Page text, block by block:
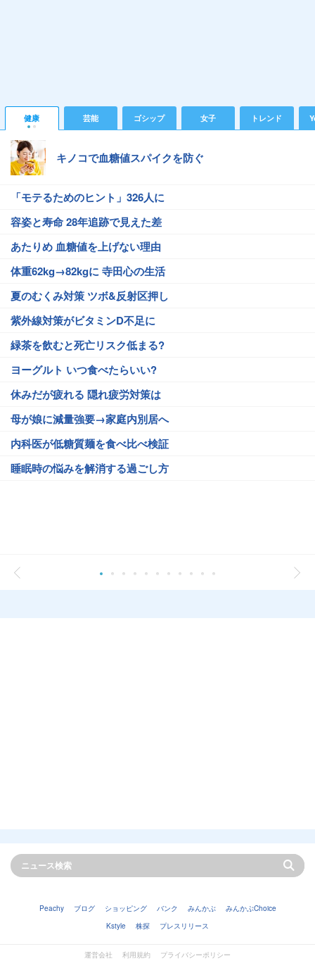
健康 芸能 ゴシップ 女子 トレンド
キノコで血糖値スパイクを防ぐ
「モテるためのヒント」326人に
容姿と寿命 28年追跡で見えた差
あたりめ 血糖値を上げない理由
体重62kg→82kgに 寺田心の生活
夏のむくみ対策 ツボ&反射区押し
紫外線対策がビタミンD不足に
緑茶を飲むと死亡リスク低まる?
ヨーグルト いつ食べたらいい?
休みだが疲れる 隠れ疲労対策は
母が娘に減量強要→家庭内別居へ
内科医が低糖質麺を食べ比べ検証
睡眠時の悩みを解消する過ごし方
Peachy ブログ ショッピング バンク みんかぶ
みんかぶChoice
Kstyle
株探 プレスリリース
運営会社 利用規約
プライバシーポリシー